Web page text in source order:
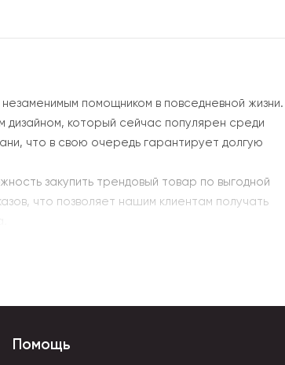
помощником в повседневной жизни.
который сейчас популярен среди
что в свою очередь гарантирует долгую
закупить трендовый товар по выгодной
что позволяет нашим клиентам получать
Помощь